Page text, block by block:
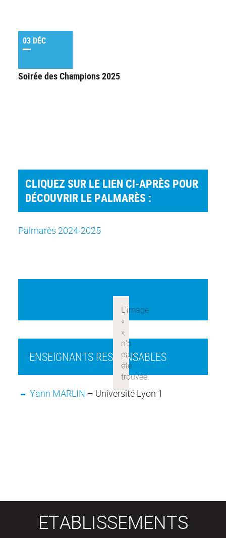
03 DÉC
Soirée des Champions 2025
CLIQUEZ SUR LE LIEN CI-APRÈS POUR
DÉCOUVRIR LE PALMARÈS :
Palmarès 2024-2025
ENSEIGNANTS RESPONSABLES
Yann MARLIN – Université Lyon 1
ETABLISSEMENTS